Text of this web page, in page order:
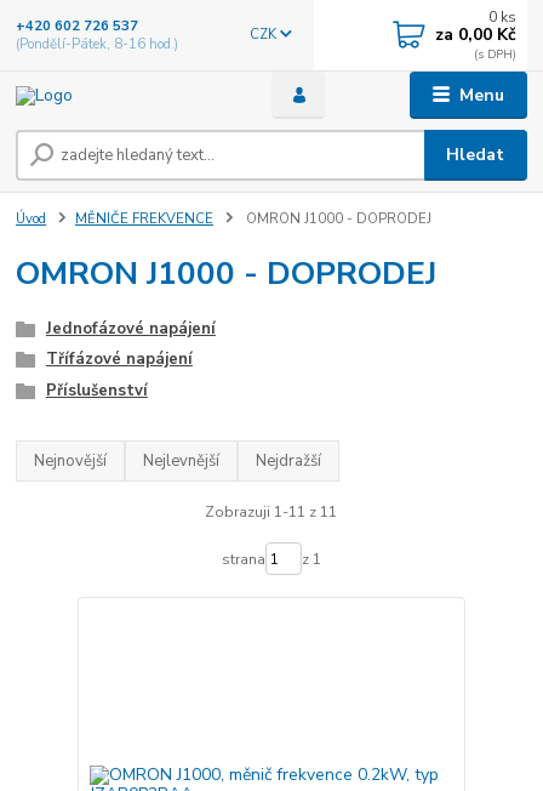
Menu
CZK
Hledat
+420 602 726 537
(Pondělí-Pátek, 8-16 hod.)
0 ks
za 0,00 Kč
Úvod MĚNIČE FREKVENCE OMRON J1000 - DOPRODEJ
OMRON J1000 - DOPRODEJ
Jednofázové napájení
Třífázové napájení
Příslušenství
Nejnovější Nejlevnější Nejdražší
Zobrazuji 1-11 z 11
strana z 1